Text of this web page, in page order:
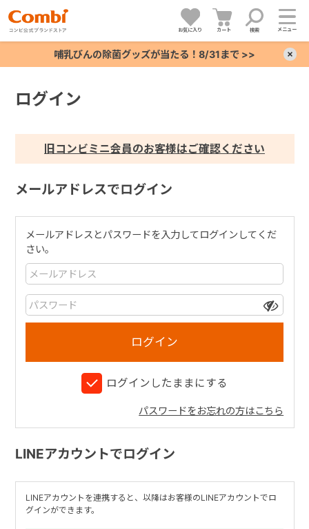
お気に入り カート 検索 メニュー
哺乳びんの除菌グッズが当たる！8/31まで >>
ログイン
旧コンビミニ会員のお客様はご確認ください
メールアドレスでログイン
メールアドレスとパスワードを入力してログインしてくだ
さい。
ログインしたままにする
パスワードをお忘れの方はこちら
LINEアカウントでログイン
LINEアカウントを連携すると、以降はお客様のLINEアカウントでロ
グインができます。